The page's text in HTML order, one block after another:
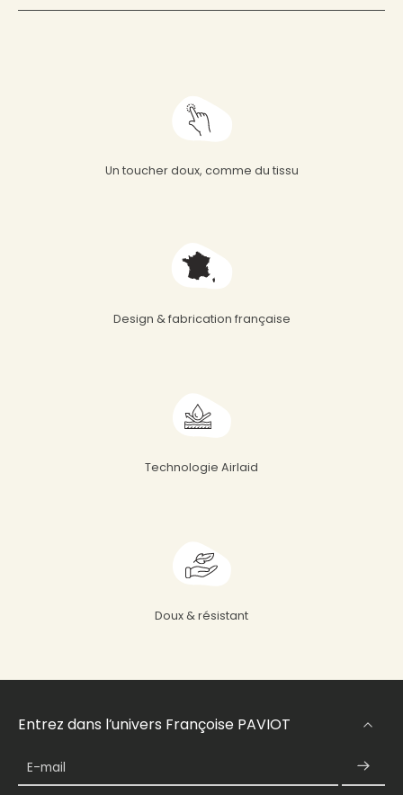
Un toucher doux, comme du tissu
Design & fabrication française
Technologie Airlaid
Doux & résistant
Entrez dans l’univers Françoise PAVIOT
E-mail